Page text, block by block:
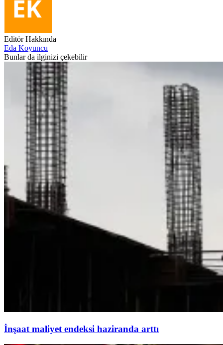
Editör Hakkında
Eda Koyuncu
Bunlar da ilginizi çekebilir
İnşaat maliyet endeksi haziranda arttı